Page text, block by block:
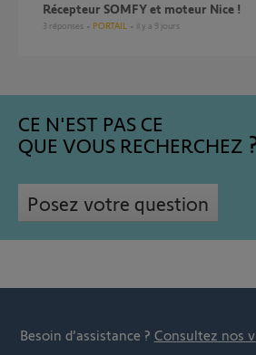
Récepteur SOMFY et moteur Nice !
3 réponses PORTAIL il y a 9 jours
CE N'EST PAS CE
QUE VOUS RECHERCHEZ
Posez votre question
Besoin d’assistance ? Consultez nos